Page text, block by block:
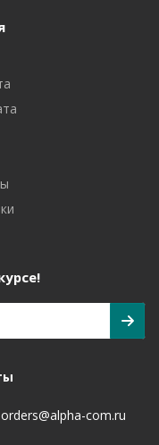
orders@alpha-com.ru